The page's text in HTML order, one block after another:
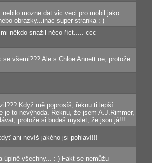
mozne dat vic veci pro mobil jako
obrazky...inac super stranka :-)
někdo snažil něco říct..... ccc
všemi??? Ale s Chloe Annett ne, protože
Když mě poprosíš, řeknu ti lepší
je to nevýhoda. Řeknu, že jsem A.J.Rimmer,
protože si budeš myslet, že jsou já!!!
ani nevíš jakého jsi pohlaví!!!
úplně všechny... :-) Fakt se nemůžu